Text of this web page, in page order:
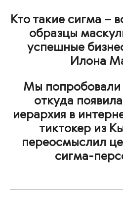
Кто такие сигма –
образцы
успешные
Илона
Мы попробовали
откуда
иерархия в
тиктокер из
переосмыслил
сигма-